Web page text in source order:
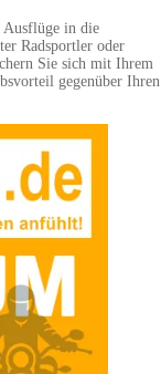
Ausflüge in die
Radsportler oder
Sie sich mit Ihrem
gegenüber Ihren